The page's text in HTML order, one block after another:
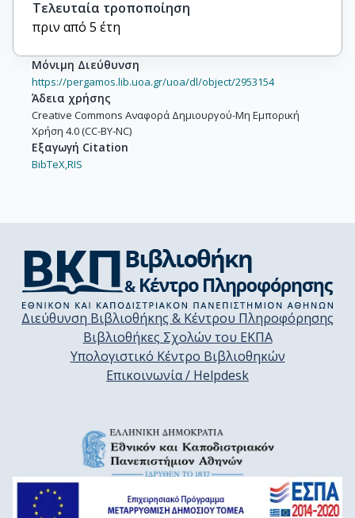
Τελευταία τροποποίηση
πριν από 5 έτη
Μόνιμη Διεύθυνση
https://pergamos.lib.uoa.gr/uoa/dl/object/2953154
Άδεια χρήσης
Creative Commons Αναφορά Δημιουργού-Μη Εμπορική
Χρήση 4.0 (CC-BY-NC)
Εξαγωγή Citation
BibTeX,RIS
Διεύθυνση Βιβλιοθήκης & Κέντρου Πληροφόρησης
Βιβλιοθήκες Σχολών του ΕΚΠΑ
Υπολογιστικό Κέντρο Βιβλιοθηκών
Επικοινωνία / Helpdesk